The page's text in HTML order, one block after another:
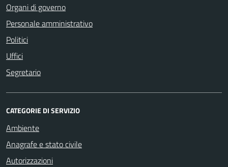
Organi di governo
Personale amministrativo
Politici
Uffici
Segretario
CATEGORIE DI SERVIZIO
Ambiente
Anagrafe e stato civile
Autorizzazioni